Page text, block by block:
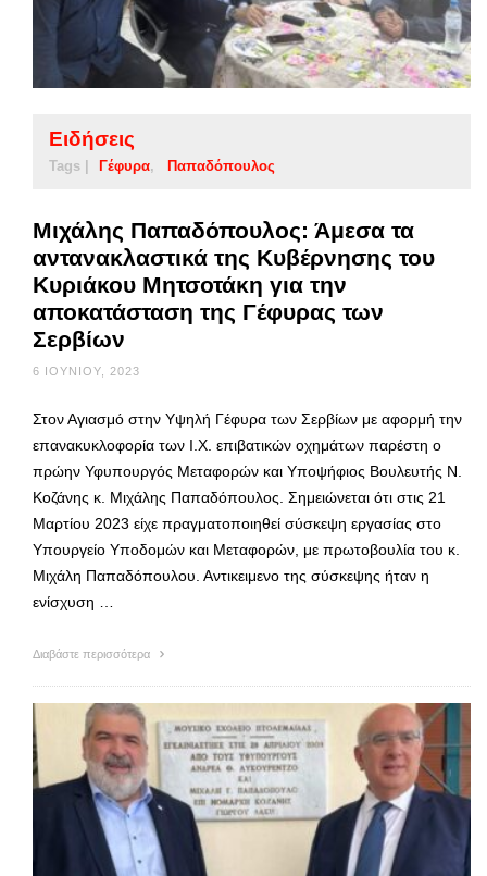
Ειδήσεις
Tags | Γέφυρα Παπαδόπουλος
Μιχάλης Παπαδόπουλος: Άμεσα τα
αντανακλαστικά της Κυβέρνησης του
Κυριάκου Μητσοτάκη για την
αποκατάσταση της Γέφυρας των
Σερβίων
6 ΙΟΥΝΊΟΥ, 2023
Στον Αγιασμό στην Υψηλή Γέφυρα των Σερβίων με αφορμή την
επανακυκλοφορία των Ι.Χ. επιβατικών οχημάτων παρέστη ο
πρώην Υφυπουργός Μεταφορών και Υποψήφιος Βουλευτής Ν.
Κοζάνης κ. Μιχάλης Παπαδόπουλος. Σημειώνεται ότι στις 21
Μαρτίου 2023 είχε πραγματοποιηθεί σύσκεψη εργασίας στο
Υπουργείο Υποδομών και Μεταφορών, με πρωτοβουλία του κ.
Μιχάλη Παπαδόπουλου. Αντικειμενο της σύσκεψης ήταν η
ενίσχυση …
Διαβάστε περισσότερα